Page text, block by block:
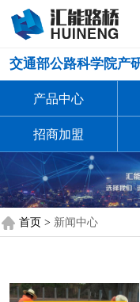
交通部公路科学院产
产品中心
招商加盟
首页 > 新闻中心